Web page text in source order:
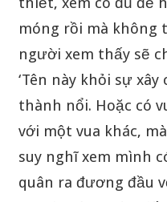
móng rồi mà không
người xem thấy sẽ
‘Tên này khỏi sự
thành nổi. Hoặc có
với một vua khác,
suy nghĩ xem mình
quân ra đương đầu